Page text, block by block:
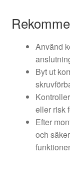
Använd
Byt ut
eller risk
Efter
och